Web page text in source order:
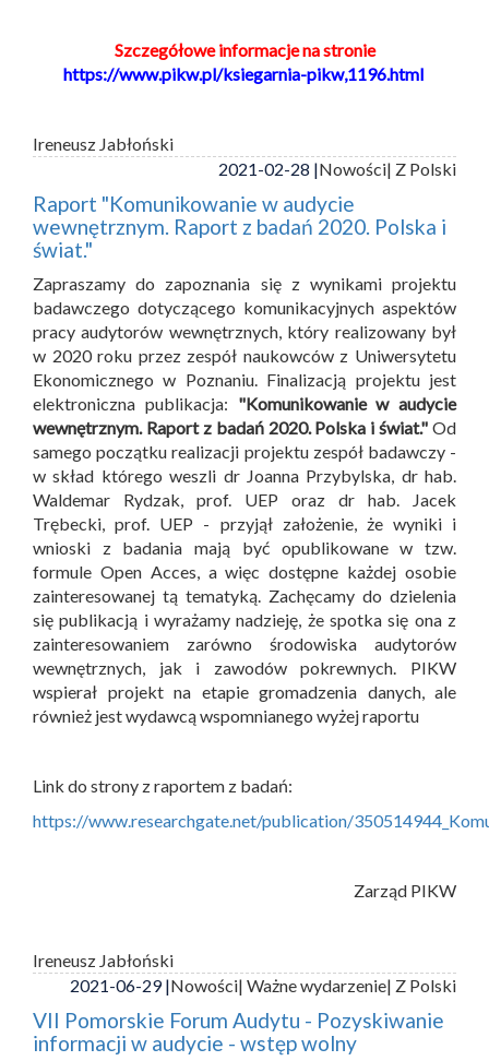
Szczegółowe informacje na stronie
https://www.pikw.pl/ksiegarnia-pikw,1196.html
Ireneusz Jabłoński
2021-02-28 |Nowości| Z Polski
Raport "Komunikowanie w audycie
wewnętrznym. Raport z badań 2020. Polska i
świat."
Zapraszamy do zapoznania się z wynikami projektu
badawczego dotyczącego komunikacyjnych aspektów
pracy audytorów wewnętrznych, który realizowany był
w 2020 roku przez zespół naukowców z Uniwersytetu
Ekonomicznego w Poznaniu. Finalizacją projektu jest
elektroniczna publikacja: "Komunikowanie w audycie
wewnętrznym. Raport z badań 2020. Polska i świat." Od
samego początku realizacji projektu zespół badawczy -
w skład którego weszli dr Joanna Przybylska, dr hab.
Waldemar Rydzak, prof. UEP oraz dr hab. Jacek
Trębecki, prof. UEP - przyjął założenie, że wyniki i
wnioski z badania mają być opublikowane w tzw.
formule Open Acces, a więc dostępne każdej osobie
zainteresowanej tą tematyką. Zachęcamy do dzielenia
się publikacją i wyrażamy nadzieję, że spotka się ona z
zainteresowaniem zarówno środowiska audytorów
wewnętrznych, jak i zawodów pokrewnych. PIKW
wspierał projekt na etapie gromadzenia danych, ale
również jest wydawcą wspomnianego wyżej raportu
Link do strony z raportem z badań:
https://www.researchgate.net/publication/
Zarząd PIKW
Ireneusz Jabłoński
2021-06-29 |Nowości| Ważne wydarzenie| Z Polski
VII Pomorskie Forum Audytu - Pozyskiwanie
informacji w audycie - wstęp wolny